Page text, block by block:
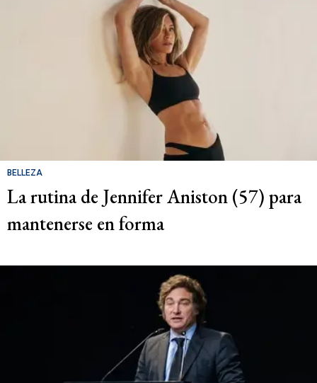
BELLEZA
La rutina de Jennifer Aniston (57) para
mantenerse en forma